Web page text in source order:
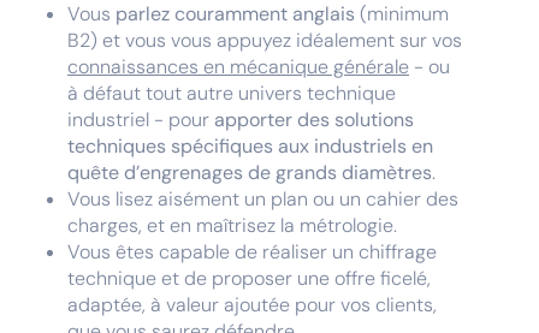
Vous parlez couramment anglais (minimum
B2) et vous vous appuyez idéalement sur vos
connaissances en mécanique générale - ou
à défaut tout autre univers technique
industriel - pour apporter des solutions
techniques spécifiques aux industriels en
quête d’engrenages de grands diamètres.
Vous lisez aisément un plan ou un cahier des
charges, et en maîtrisez la métrologie.
Vous êtes capable de réaliser un chiffrage
technique et de proposer une offre ficelé,
adaptée, à valeur ajoutée pour vos clients,